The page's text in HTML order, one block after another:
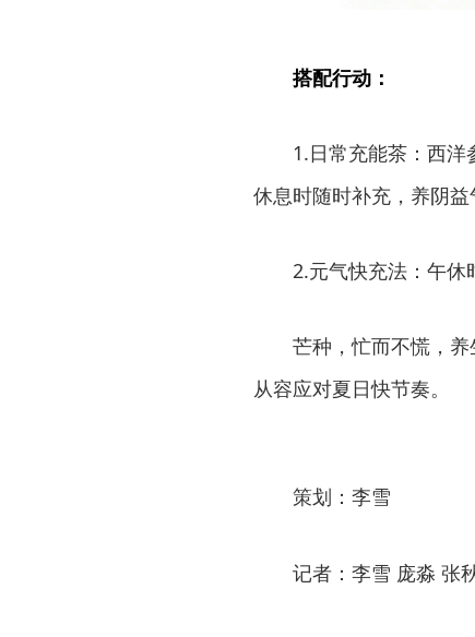
搭配行动：
1.日常充能茶：西洋
休息时随时补充，养阴益
2.元气快充法：午休
芒种，忙而不慌，
从容应对夏日快节奏。
策划：李雪
记者：李雪 庞淼 张